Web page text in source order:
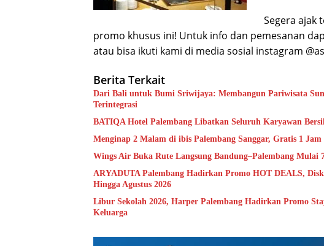
Segera ajak
promo khusus ini! Untuk info dan pemesanan
atau bisa ikuti kami di media sosial instagram
Berita Terkait
Dari Bali untuk Bumi Sriwijaya: Membangun Pariwisata
Terintegrasi
BATIQA Hotel Palembang Libatkan Seluruh Karyawan
Menginap 2 Malam di ibis Palembang Sanggar, Gratis 1 Jam
Wings Air Buka Rute Langsung Bandung–Palembang Mulai
ARYADUTA Palembang Hadirkan Promo HOT DEALS,
Hingga Agustus 2026
Libur Sekolah 2026, Harper Palembang Hadirkan Promo
Keluarga